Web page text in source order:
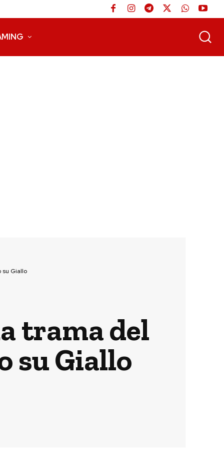
su Giallo
trama del
su Giallo